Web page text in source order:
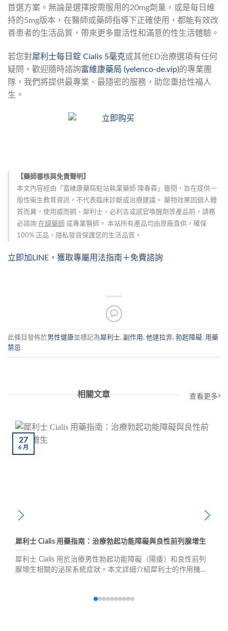
首選方案。無論是選擇按需服用的20mg劑量，或是每日維
持的5mg版本，在醫師或藥師指導下正確使用，都能有效改
善患者的生活品質，帶來更多靈活性和滿意的性生活體驗。
若您對犀利士每日錠 Cialis 5毫克或其他ED治療選項有任何
疑問，歡迎隨時諮詢富維康藥局 (yelenco-de.vip)的專業團
隊，我們將提供最專業、最隱密的服務，助您重拾性福人
生。
【藥師審核與免責聲明】
本文內容經由「富維康藥局駐站執業藥師 陳春森」審閱，旨在提供一
般性衛生教育資訊，不代表臨床診斷或治療建議。 藥物效果因個人體
質而異，使用威而鋼、犀利士、必利吉或感官喚醒劑等產品前，請務
必諮詢 在線藥師 或專業醫師。 本站所有產品均由原廠直供，確保
100% 正品，隱私發貨保護您的生活品質。
立即加LINE，獲取專屬用法指南＋免費諮詢
此條目發佈於男性健康並標記為犀利士, 副作用 , 他達拉非, 勃起障礙, 用藥
禁忌
相關文章 查看更多
犀利士 Cialis 用藥指南：治療勃起功能障礙與良性前列腺增生
犀利士 Cialis 用於治療男性勃起功能障礙（陽痿）和良性前列
腺增生相關的泌尿系統症狀。本文詳細介紹犀利士的作用機
27
6月